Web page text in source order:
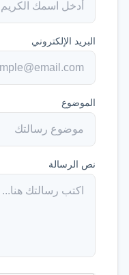
البريد الإلكتروني
الموضوع
نص الرسالة